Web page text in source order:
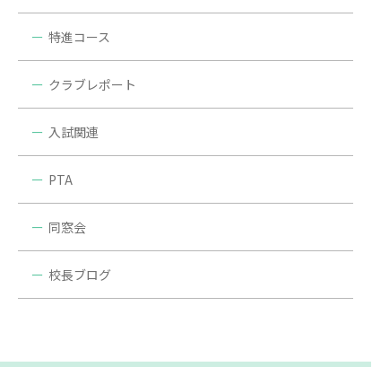
特進コース
クラブレポート
入試関連
PTA
同窓会
校長ブログ